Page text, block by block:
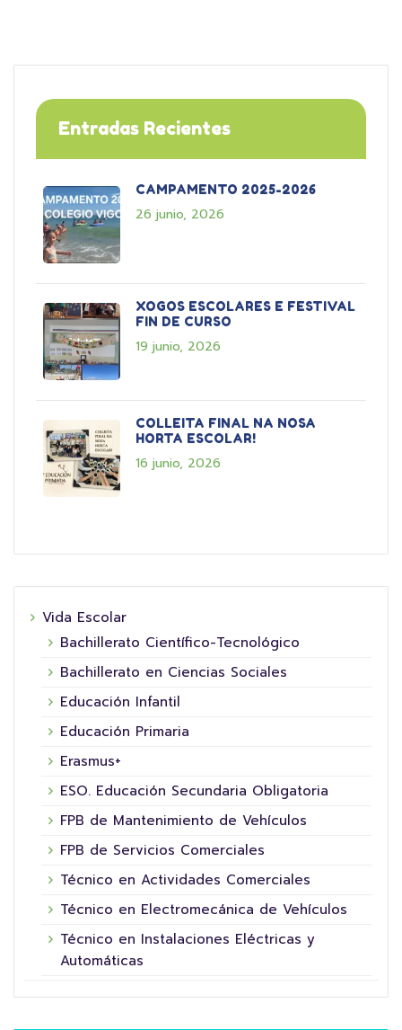
Entradas Recientes
CAMPAMENTO 2025-2026
26 junio, 2026
XOGOS ESCOLARES E FESTIVAL
FIN DE CURSO
19 junio, 2026
COLLEITA FINAL NA NOSA
HORTA ESCOLAR!
16 junio, 2026
Vida Escolar
Bachillerato Científico-Tecnológico
Bachillerato en Ciencias Sociales
Educación Infantil
Educación Primaria
Erasmus+
ESO. Educación Secundaria Obligatoria
FPB de Mantenimiento de Vehículos
FPB de Servicios Comerciales
Técnico en Actividades Comerciales
Técnico en Electromecánica de Vehículos
Técnico en Instalaciones Eléctricas y
Automáticas